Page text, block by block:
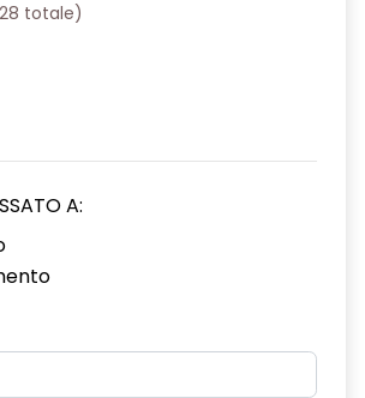
delle portiere
di velocità
distanza di sicurezza
da 7''
a copertura di rete;
o 4G/5G a seconda del veicolo
totale)
A: